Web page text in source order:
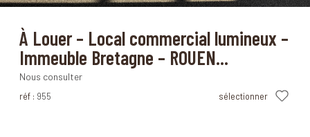
À Louer – Local commercial lumineux –
Immeuble Bretagne – ROUEN...
Nous consulter
réf : 955 sélectionner